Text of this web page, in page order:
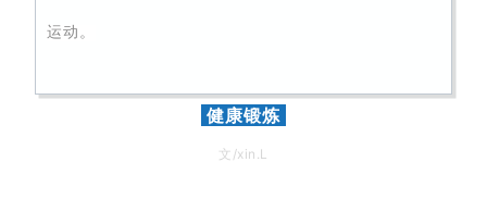
运动。
健康锻炼
文/xin.L